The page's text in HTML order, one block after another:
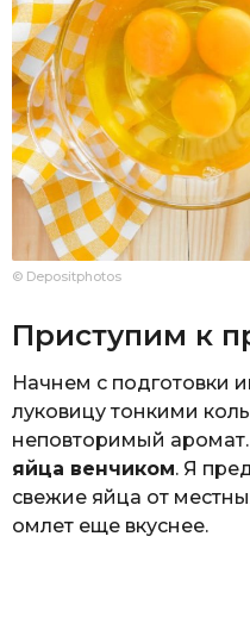
© Depositphotos
Приступим к
Начнем с подготовки
луковицу тонкими
неповторимый
яйца венчиком. Я
свежие яйца от
омлет еще вкуснее.